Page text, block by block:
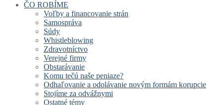
ČO ROBÍME
Voľby a financovanie strán
Samospráva
Súdy
Whistleblowing
Zdravotníctvo
Verejné firmy
Obstarávanie
Komu tečú naše peniaze?
Odhaľovanie a odolávanie novým formám korupcie
Stojíme za odvážnymi
Ostatné témy